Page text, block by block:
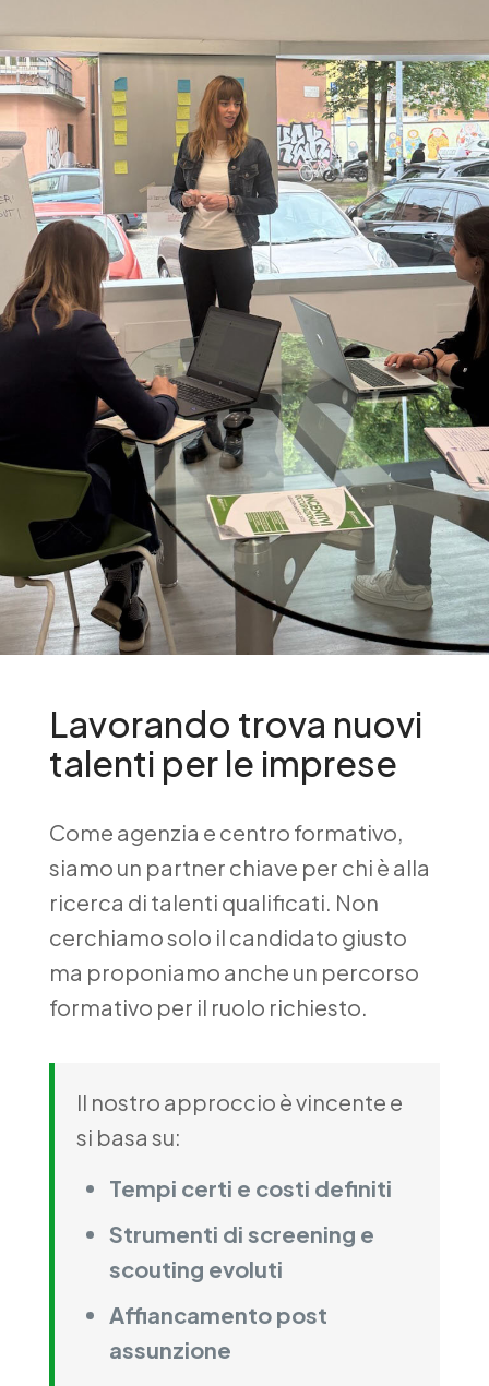
Lavorando trova nuovi
talenti per le imprese
Come agenzia e centro formativo,
siamo un partner chiave per chi è alla
ricerca di talenti qualificati. Non
cerchiamo solo il candidato giusto
ma proponiamo anche un percorso
formativo per il ruolo richiesto.
Il nostro approccio è vincente e
si basa su:
Tempi certi e costi definiti
Strumenti di screening e
scouting evoluti
Affiancamento post
assunzione